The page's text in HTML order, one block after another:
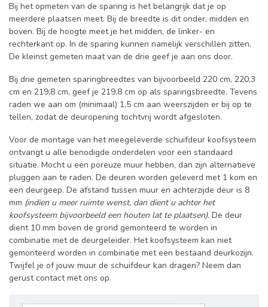
Bij het opmeten van de sparing is het belangrijk dat je op
meerdere plaatsen meet. Bij de breedte is dit onder, midden en
boven. Bij de hoogte meet je het midden, de linker- en
rechterkant op. In de sparing kunnen namelijk verschillen zitten.
De kleinst gemeten maat van de drie geef je aan ons door.
Bij drie gemeten sparingbreedtes van bijvoorbeeld 220 cm, 220,3
cm en 219,8 cm, geef je 219,8 cm op als sparingsbreedte. Tevens
raden we aan om (minimaal) 1,5 cm aan weerszijden er bij op te
tellen, zodat de deuropening tochtvrij wordt afgesloten.
Voor de montage van het meegeleverde schuifdeur koofsysteem
ontvangt u alle benodigde onderdelen voor een standaard
situatie. Mocht u een poreuze muur hebben, dan zijn alternatieve
pluggen aan te raden. De deuren worden geleverd met 1 kom en
een deurgeep. De afstand tussen muur en achterzijde deur is 8
mm (indien u meer ruimte wenst, dan dient u achter het
koofsysteem bijvoorbeeld een houten lat te plaatsen). De deur
dient 10 mm boven de grond gemonteerd te worden in
combinatie met de deurgeleider. Het koofsysteem kan niet
gemonteerd worden in combinatie met een bestaand deurkozijn.
Twijfel je of jouw muur de schuifdeur kan dragen? Neem dan
gerust contact met ons op.